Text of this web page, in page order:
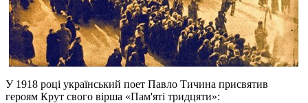
У 1918 році український поет Павло Тичина присвятив
героям Крут свого вірша «Пам'яті тридцяти»: